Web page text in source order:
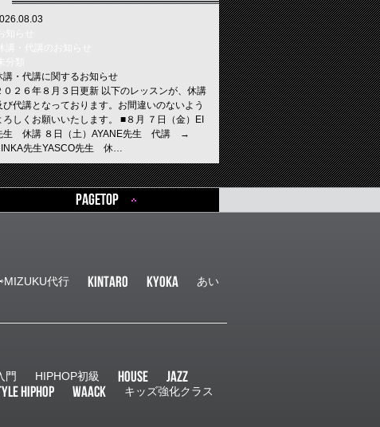
休講・代講のお知らせ
分類
年末年始について
【年末年始について】 12/29(日)〜1/6(月) 全クラ
LINE ID: e-nstudio6534 #ens…
お知らせ
休講・代講のお知らせ
講・代講に関するお知らせ
０２６年８月３日更新 以下のレッスンが、休講
び代講となっております。お間違いのないよう
ろしくお願いいたします。 ■８月 ７日（金）EI
生 休講 ８日（土）AYANE先生 代講 →
先生YASCO先生 休…
５日（土） ■場所 クレオ大阪東 住所：大阪市城
賀新年
年あけましておめでとうございます 旧年中は大
PAGETOP
代行 KINTARO kyoka
あい
門 HIPHOP初級 HOUSE
JAZZ
HIPHOP WAACK
キッズ強化クラス